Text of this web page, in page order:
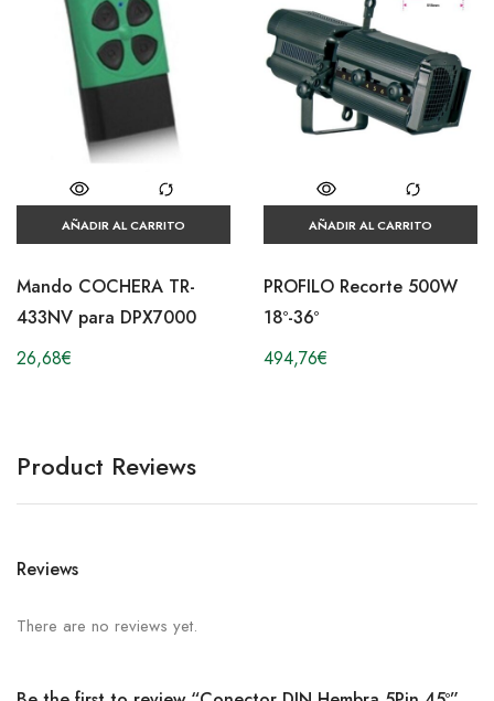
AÑADIR AL CARRITO
Mando COCHERA TR-
433NV para DPX7000
26,68€
AÑADIR AL CARRITO
PROFILO Recorte 500W
18º-36º
494,76€
Product Reviews
Reviews
There are no reviews yet.